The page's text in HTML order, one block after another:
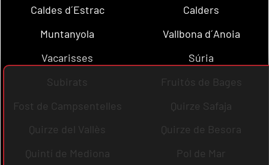
Caldes d´Estrac
Calders
Muntanyola
Vallbona d´Anoia
Vacarisses
Súria
Subirats
Fruitós de Bages
Fost de Campsentelles
Quirze Safaja
Quirze del Vallès
Quirze de Besora
Quintí de Mediona
Pol de Mar